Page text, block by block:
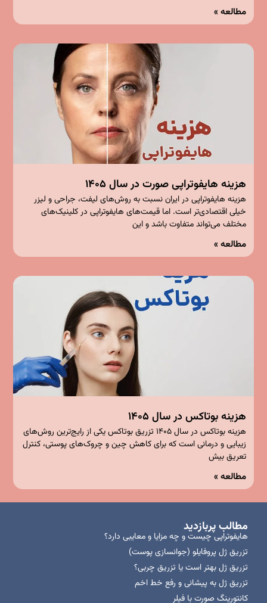
مطالعه »
هزینه هایفوتراپی صورت در سال ۱۴۰۵
هزینه هایفوتراپی در ایران نسبت به روش‌های لیفت، جراحی و لیزر
خیلی اقتصادی‌تر است. اما قیمت‌های هایفوتراپی در کلینیک‌های
مختلف می‌تواند متفاوت باشد و این
مطالعه »
هزینه بوتاکس در سال ۱۴۰۵
هزینه بوتاکس در سال ۱۴۰۵ تزریق بوتاکس یکی از رایج‌ترین روش‌های
زیبایی و درمانی است که برای کاهش چین و چروک‌های پوستی، کنترل
تعریق بیش
مطالعه »
مطالب پربازدید
هایفوتراپی چیست و چه مزایا و معایبی دارد؟
تزریق ژل پروفایلو (جوانسازی پوست)
تزریق ژل بهتر است یا تزریق چربی؟
تزریق ژل به پیشانی و رفع خط اخم
کانتورینگ صورت با فیلر